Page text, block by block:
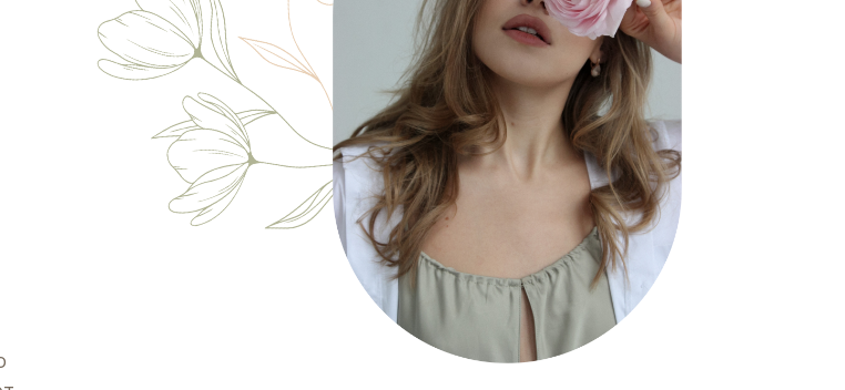
номер и мы перезвоним в
время
КЛИЕНТОВ
СКИДКА 15% НА УСЛУГИ